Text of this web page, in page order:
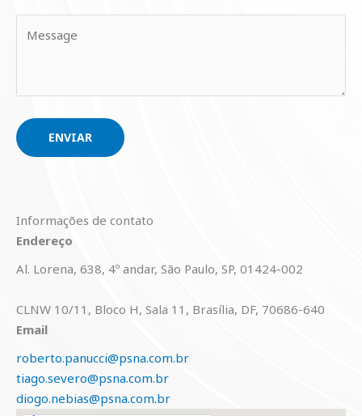
ENVIAR
Informações de contato
Endereço
Al. Lorena, 638, 4º andar, São Paulo, SP, 01424-002
CLNW 10/11, Bloco H, Sala 11, Brasília, DF, 70686-640
Email
roberto.panucci@psna.com.br
tiago.severo@psna.com.br
diogo.nebias@psna.com.br